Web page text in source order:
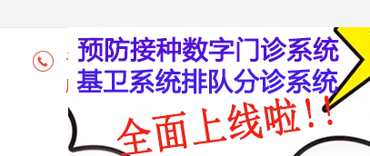
咨询热线：4006-028-965
座 机：028-87438905